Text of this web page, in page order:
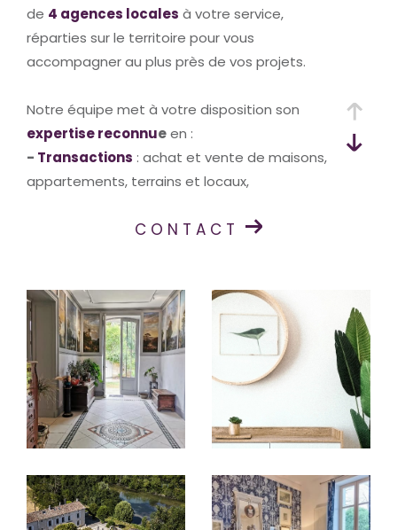
de 4 agences locales à votre service,
réparties sur le territoire pour vous
accompagner au plus près de vos projets.
Notre équipe met à votre disposition son
expertise reconnueen :
- Transactions : achat et vente de maisons,
appartements, terrains et locaux,
simplifier la gestion de vos biens,
votre immeuble.Forts de
plus de 100 ans
d’expériencepour l’une de nos agences, nous
allions la solidité d’un savoir-faire historique à
la modernité des outils numériques, pour offrir
unservice de proximité, efficace et humain
Que vous soyez propriétaire, investisseur ou
vous écouter, vous conseiller et vous
accompagner à chaque étape de votre projet
CONTACT